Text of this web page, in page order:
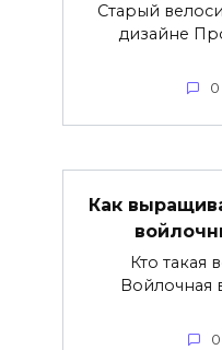
Старый
дизайне
0
Как
Кто такая
Войлочная
0